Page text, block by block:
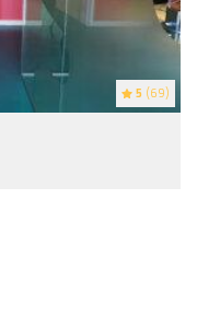
5 (69)